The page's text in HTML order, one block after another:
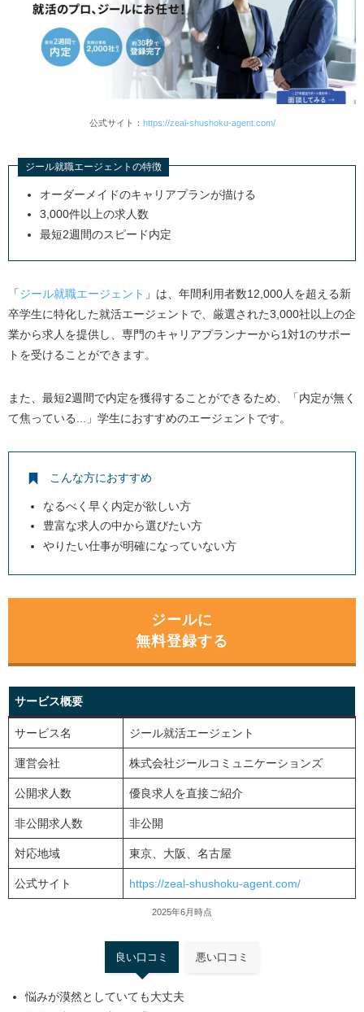
公式サイト： https://zeal-shushoku-agent.com/
ジール就職エージェントの特徴
オーダーメイドのキャリアプランが描ける
3,000件以上の求人数
最短2週間のスピード内定
「ジール就職エージェント 」は、年間利用者数12,000人を超える新
卒学生に特化した就活エージェントで、厳選された3,000社以上の企
業から求人を提供し、専門のキャリアプランナーから1対1のサポー
トを受けることができます。
また、最短2週間で内定を獲得することができるため、「内定が無く
て焦っている...」学生におすすめのエージェントです。
こんな方におすすめ
なるべく早く内定が欲しい方
豊富な求人の中から選びたい方
やりたい仕事が明確になっていない方
ジールに
無料登録する
サービス概要
サービス名 ジール就活エージェント
運営会社 株式会社ジールコミュニケーションズ
公開求人数 優良求人を直接ご紹介
非公開求人数 非公開
対応地域 東京、大阪、名古屋
公式サイト https://zeal-shushoku-agent.com/
2025年6月時点
良い口コミ 悪い口コミ
悩みが漠然としていても大丈夫